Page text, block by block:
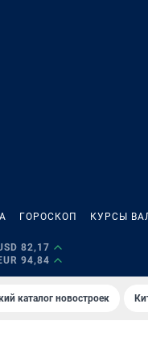
ГОРОСКОП КУРСЫ
82,17
94,84
каталог новостроек